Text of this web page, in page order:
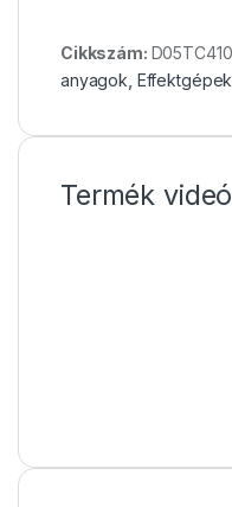
Cikkszám: D05TC410
anyagok Effektgépek
Termék videó